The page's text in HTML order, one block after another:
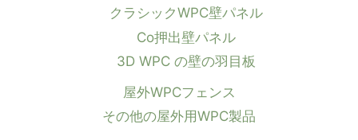
クラシックWPC壁パネル
Co押出壁パネル
3D WPC の壁の羽目板
屋外WPCフェンス
その他の屋外用WPC製品